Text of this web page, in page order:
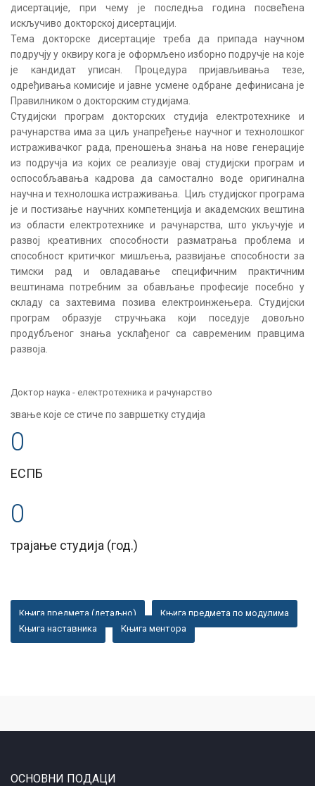
дисертације, при чему је последња година посвећена
искључиво докторској дисертацији.
Тема докторске дисертације треба да припада научном
подручју у оквиру кога је оформљено изборно подручје на које
је кандидат уписан. Процедура пријављивања тезе,
одређивања комисије и јавне усмене одбране дефинисана је
Правилником о докторским студијама.
Студијски програм докторских студија електротехнике и
рачунарства има за циљ унапређење научног и технолошког
истраживачког рада, преношења знања на нове генерације
из подручја из којих се реализује овај студијски програм и
оспособљавања кадрова да самостално воде оригинална
научна и технолошка истраживања. Циљ студијског програма
је и постизање научних компетенција и академских вештина
из области електротехнике и рачунарства, што укључује и
развој креативних способности разматрања проблема и
способност критичког мишљења, развијање способности за
тимски рад и овладавање специфичним практичним
вештинама потребним за обављање професије посебно у
складу са захтевима позива електроинжењера. Студијски
програм образује стручњака који поседује довољно
продубљеног знања усклађеног са савременим правцима
развоја.
Доктор наука - електротехника и рачунарство
звање које се стиче по завршетку студија
0
ЕСПБ
0
трајање студија (год.)
Књига предмета (детаљно)
Књига предмета по модулима
Књига наставника
Књига ментора
ОСНОВНИ ПОДАЦИ